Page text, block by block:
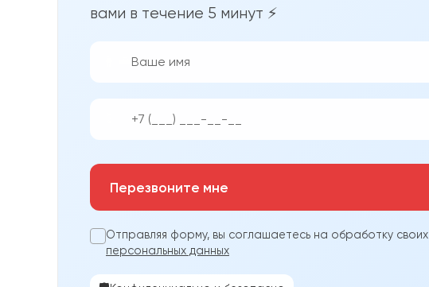
вами в течение 5 минут ⚡
Перезвоните мне
Отправляя форму, вы соглашаетесь на обработку своих
персональных данных